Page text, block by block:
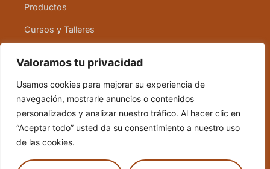
Valoramos tu privacidad
Usamos cookies para mejorar su experiencia de
navegación, mostrarle anuncios o contenidos
personalizados y analizar nuestro tráfico. Al hacer clic en
“Aceptar todo” usted da su consentimiento a nuestro uso
de las cookies.
Productos
Cursos y Talleres
Política de cookies
Política de devolución
Términos y condiciones